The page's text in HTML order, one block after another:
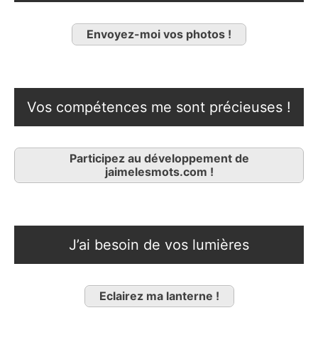
Envoyez-moi vos photos !
Vos compétences me sont précieuses !
Participez au développement de
jaimelesmots.com !
J’ai besoin de vos lumières
Eclairez ma lanterne !